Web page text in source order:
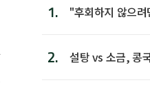
1.
"후회하지 않으
2. 설탕 vs 소금, 콩